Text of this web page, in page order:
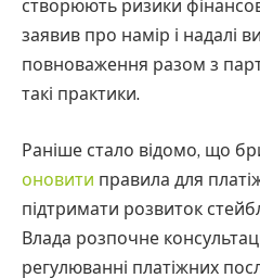
створюють ризики
заявив про намір і надалі
повноваження разом з
такі практики.
Раніше стало відомо, що
оновити правила для
підтримати розвиток
Влада розпочне
регулюванні платіжних